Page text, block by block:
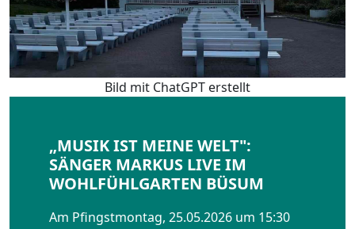
Bild mit ChatGPT erstellt
„MUSIK IST MEINE WELT":
SÄNGER MARKUS LIVE IM
WOHLFÜHLGARTEN BÜSUM
Am Pfingstmontag, 25.05.2026 um 15:30